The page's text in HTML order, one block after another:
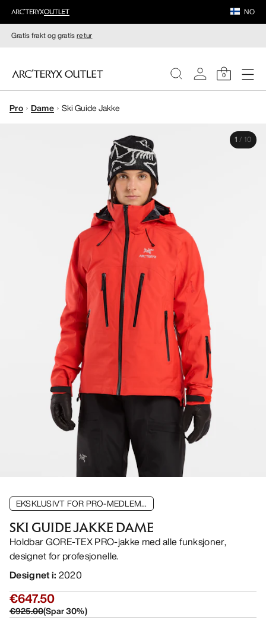
NO
Gratis frakt og gratisretur
0
DAMER
Pro Dame Ski Guide Jakke
1 / 10
EKSKLUSIVT FOR PRO-MEDLEM...
SKI GUIDE JAKKE DAME
Holdbar GORE-TEX PRO-jakke med alle funksjoner,
designet for profesjonelle.
Designet i: 2020
€647.50
€925.00(Spar30%)